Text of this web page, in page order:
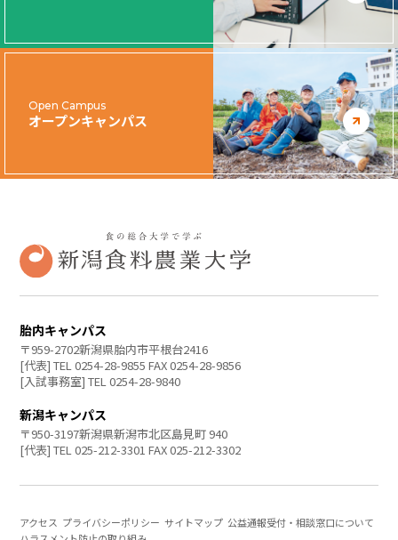
Open Campus
オープンキャンパス
胎内キャンパス
〒959-2702新潟県胎内市平根台2416
[代表] TEL 0254-28-9855 FAX 0254-28-9856
[入試事務室] TEL 0254-28-9840
新潟キャンパス
〒950-3197新潟県新潟市北区島見町 940
[代表] TEL 025-212-3301 FAX 025-212-3302
アクセス プライバシーポリシー サイトマップ 公益通報受付・相談窓口について